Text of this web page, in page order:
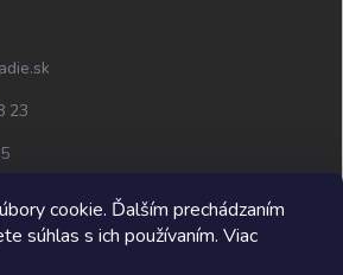
cookie. Ďalším prechádzaním
súhlas s ich používaním. Viac
23